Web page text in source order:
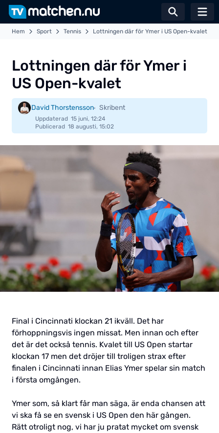
Växla
Hem Sport Tennis Lottningen där för Ymer i US Open-kvalet
Lottningen där för Ymer i
US Open-kvalet
David Thorstensson Skribent
Uppdaterad 15 juni, 12:24
Publicerad 18 augusti, 15:02
Final i Cincinnati klockan 21 ikväll. Det har
förhoppningsvis ingen missat. Men innan och efter
det är det också tennis. Kvalet till US Open startar
klockan 17 men det dröjer till troligen strax efter
finalen i Cincinnati innan Elias Ymer spelar sin match
i första omgången.
Ymer som, så klart får man säga, är enda chansen att
vi ska få se en svensk i US Open den här gången.
Rätt otroligt nog, vi har ju pratat mycket om svensk